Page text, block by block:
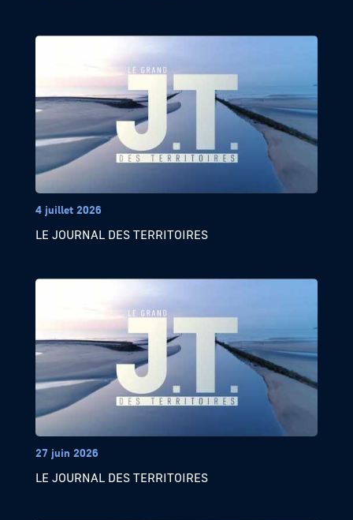
4 juillet 2026
LE JOURNAL DES TERRITOIRES
27 juin 2026
LE JOURNAL DES TERRITOIRES